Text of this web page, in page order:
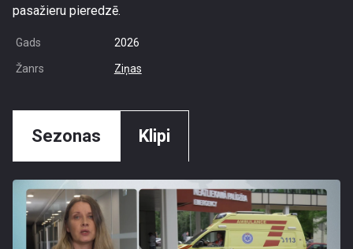
pasažieru pieredzē.
Gads 2026
Žanrs Ziņas
Sezonas Klipi